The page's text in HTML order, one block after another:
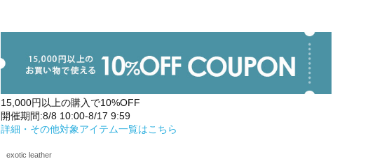
15,000円以上の購入で10%OFF
開催期間:8/8 10:00-8/17 9:59
詳細・その他対象アイテム一覧はこちら
exotic leather